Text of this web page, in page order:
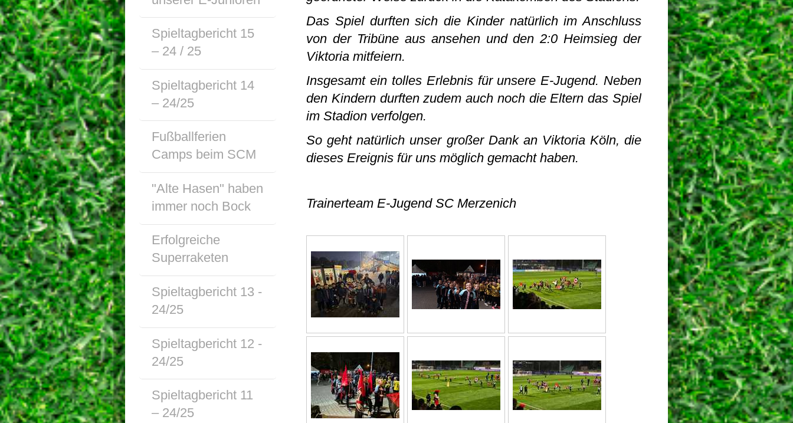
Das Spiel durften sich die Kinder natürlich im Anschluss
von der Tribüne aus ansehen und den 2:0 Heimsieg der
Viktoria mitfeiern.
Insgesamt ein tolles Erlebnis für unsere E-Jugend. Neben
den Kindern durften zudem auch noch die Eltern das Spiel
im Stadion verfolgen.
So geht natürlich unser großer Dank an Viktoria Köln, die
dieses Ereignis für uns möglich gemacht haben.
Trainerteam E-Jugend SC Merzenich
Spieltagbericht 15
– 24 / 25
Spieltagbericht 14
– 24/25
Fußballferien
Camps beim SCM
"Alte Hasen" haben
immer noch Bock
Erfolgreiche
Superraketen
Spieltagbericht 13 -
24/25
Spieltagbericht 12 -
24/25
Spieltagbericht 11
– 24/25